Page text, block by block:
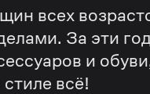
всех
За эти
и
всё!